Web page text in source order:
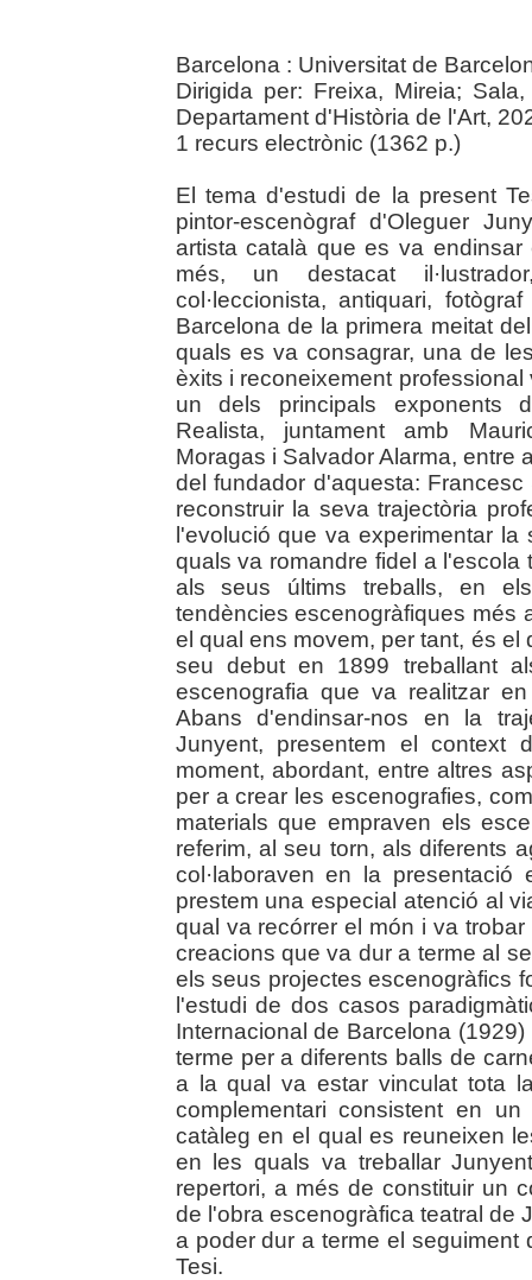
Barcelona : Universitat de
Dirigida per: Freixa, Mireia;
Departament d'Història de l'Art,
1 recurs electrònic (1362 p.)
El tema d'estudi de la present
pintor-escenògraf d'Oleguer
artista català que es va
més, un destacat
col·leccionista, antiquari,
Barcelona de la primera meitat
quals es va consagrar, una de
èxits i reconeixement
un dels principals exponents
Realista, juntament amb
Moragas i Salvador Alarma, entre
del fundador d'aquesta:
reconstruir la seva trajectòria
l'evolució que va experimentar
quals va romandre fidel a l'escola
als seus últims treballs, en
tendències escenogràfiques més
el qual ens movem, per tant, és
seu debut en 1899 treballant
escenografia que va realitzar
Abans d'endinsar-nos en la
Junyent, presentem el context
moment, abordant, entre altres
per a crear les escenografies,
materials que empraven els
referim, al seu torn, als diferents
col·laboraven en la presentació
prestem una especial atenció al
qual va recórrer el món i va
creacions que va dur a terme al
els seus projectes escenogràfics
l'estudi de dos casos
Internacional de Barcelona
terme per a diferents balls de
a la qual va estar vinculat tota
complementari consistent en
catàleg en el qual es reuneixen
en les quals va treballar
repertori, a més de constituir un
de l'obra escenogràfica teatral de
a poder dur a terme el
Tesi.